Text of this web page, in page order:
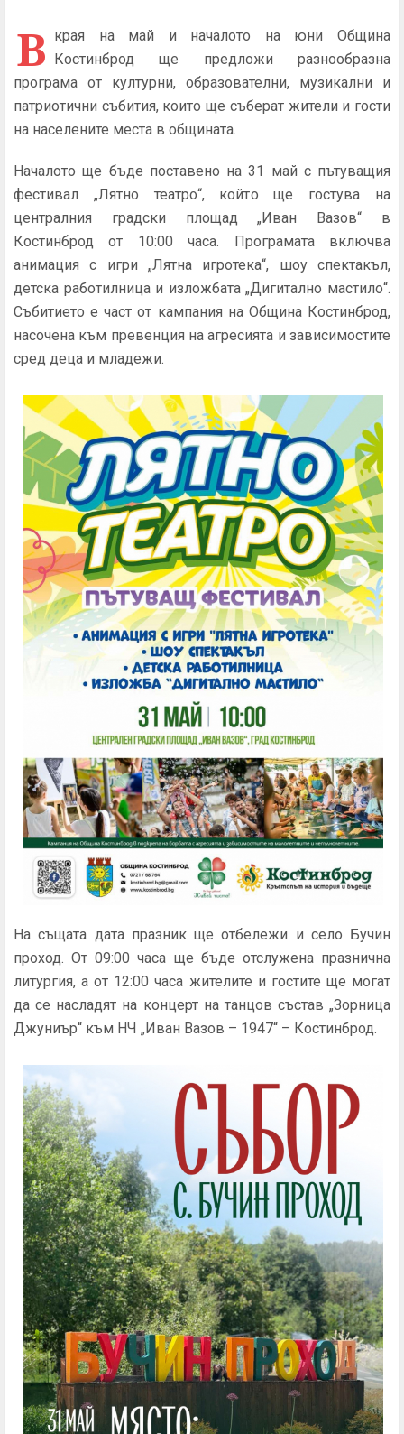
В края на май и началото на юни Община
Костинброд ще предложи разнообразна
програма от културни, образователни, музикални и
патриотични събития, които ще съберат жители и гости
на населените места в общината.
Началото ще бъде поставено на 31 май с пътуващия
фестивал „Лятно театро“, който ще гостува на
централния градски площад „Иван Вазов“ в
Костинброд от 10:00 часа. Програмата включва
анимация с игри „Лятна игротека“, шоу спектакъл,
детска работилница и изложбата „Дигитално мастило“.
Събитието е част от кампания на Община Костинброд,
насочена към превенция на агресията и зависимостите
сред деца и младежи.
На същата дата празник ще отбележи и село Бучин
проход. От 09:00 часа ще бъде отслужена празнична
литургия, а от 12:00 часа жителите и гостите ще могат
да се насладят на концерт на танцов състав „Зорница
Джуниър“ към НЧ „Иван Вазов – 1947“ – Костинброд.